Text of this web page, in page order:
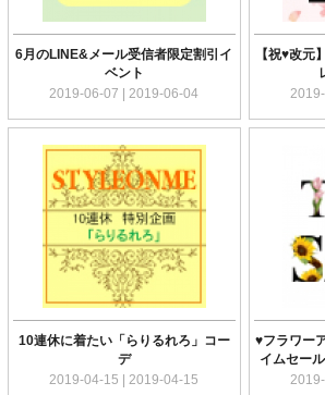
6月のLINE&メール受信者限定割引イ
ベント
2019-06-07 | 2019-06-04
【祝♥改元
10連休に着たい「らりるれろ」コー
デ
2019-04-15 | 2019-04-15
♥フラワー
イムセー